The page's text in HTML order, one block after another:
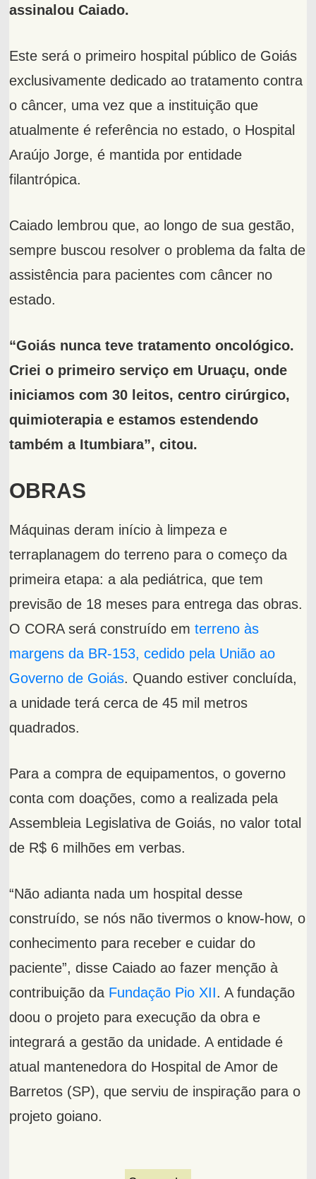
assinalou Caiado.
Este será o primeiro hospital público de Goiás
exclusivamente dedicado ao tratamento contra
o câncer, uma vez que a instituição que
atualmente é referência no estado, o Hospital
Araújo Jorge, é mantida por entidade
filantrópica.
Caiado lembrou que, ao longo de sua gestão,
sempre buscou resolver o problema da falta de
assistência para pacientes com câncer no
estado.
“Goiás nunca teve tratamento oncológico.
Criei o primeiro serviço em Uruaçu, onde
iniciamos com 30 leitos, centro cirúrgico,
quimioterapia e estamos estendendo
também a Itumbiara”, citou.
OBRAS
Máquinas deram início à limpeza e
terraplanagem do terreno para o começo da
primeira etapa: a ala pediátrica, que tem
previsão de 18 meses para entrega das obras.
O CORA será construído emterreno às
margens da BR-153, cedido pela União ao
Governo de Goiás. Quando estiver concluída,
a unidade terá cerca de 45 mil metros
quadrados.
Para a compra de equipamentos, o governo
conta com doações, como a realizada pela
Assembleia Legislativa de Goiás, no valor total
de R$ 6 milhões em verbas.
“Não adianta nada um hospital desse
construído, se nós não tivermos o know-how, o
conhecimento para receber e cuidar do
paciente”, disse Caiado ao fazer menção à
contribuição da Fundação Pio XII. A fundação
doou o projeto para execução da obra e
integrará a gestão da unidade. A entidade é
atual mantenedora do Hospital de Amor de
Barretos (SP), que serviu de inspiração para o
projeto goiano.